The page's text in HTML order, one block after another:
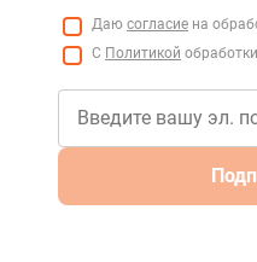
Даю согласие на
С Политикой